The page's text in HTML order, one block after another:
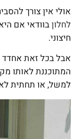
אולי אין צורך
לחלוןבוודאי אם
חיצוני.
אבל בכל זאת אחדד
המתוכננת לאותו
למשל, או תחתית